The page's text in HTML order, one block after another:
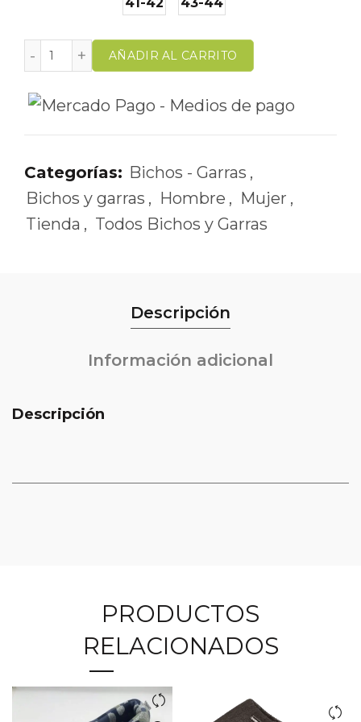
AÑADIR AL CARRITO
Categorías: Bichos - Garras ,
Bichos y garras , Hombre , Mujer ,
Tienda , Todos Bichos y Garras
Descripción
Información adicional
Descripción
PRODUCTOS
RELACIONADOS